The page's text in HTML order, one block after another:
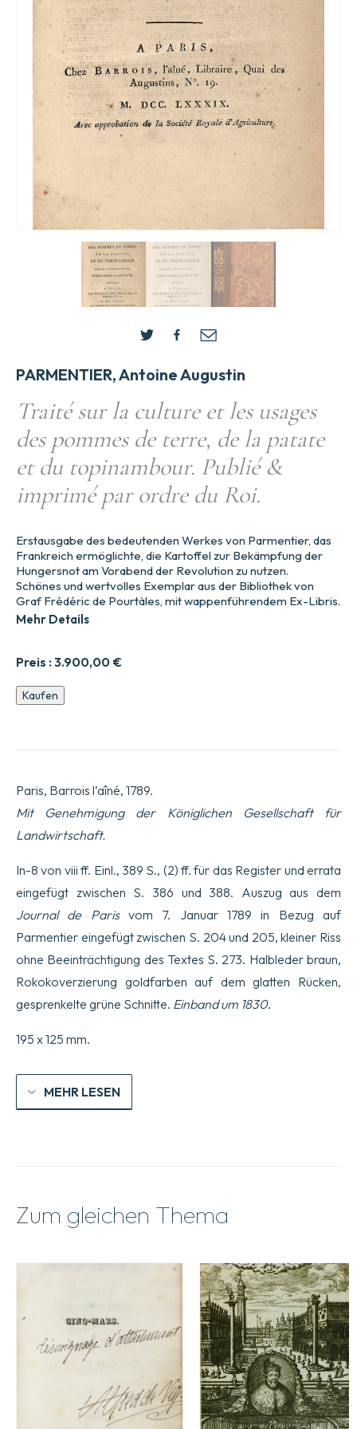
PARMENTIER, Antoine Augustin
Traité sur la culture et les usages
des pommes de terre, de la patate
et du topinambour. Publié &
imprimé par ordre du Roi.
Preis :3.900,00 €
Erstausgabe des bedeutenden Werkes von Parmentier, das
Frankreich ermöglichte, die Kartoffel zur Bekämpfung der
Hungersnot am Vorabend der Revolution zu nutzen.
Schönes und wertvolles Exemplar aus der Bibliothek von
Graf Frédéric de Pourtàles, mit wappenführendem Ex-Libris.
Mehr Details
Abhandlung
über
von
Kartoffeln,
Süßkartoffeln
und
Veröffentlicht
&
gedruckt
Auftrag
des
Menge
Kaufen
Paris, Barrois l’aîné, 1789.
Mit Genehmigung der Königlichen Gesellschaft für
Landwirtschaft.
In-8 von viii ff. Einl., 389 S., (2) ff. für das Register und errata
eingefügt zwischen S. 386 und 388. Auszug aus dem
Journal de Parisvom 7. Januar 1789 in Bezug auf
Parmentier eingefügt zwischen S. 204 und 205, kleiner Riss
ohne Beeinträchtigung des Textes S. 273. Halbleder braun,
Rokokoverzierung goldfarben auf dem glatten Rücken,
gesprenkelte grüne Schnitte. Einband um 1830.
195 x 125 mm.
MEHR LESEN
Zum gleichen Thema